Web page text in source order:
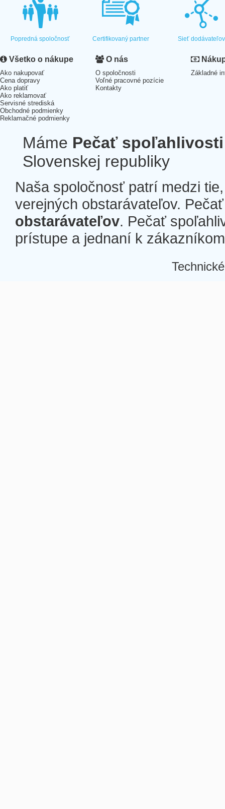
Popredná spoločnosť Certifikovaný partner Sieť dodávateľov
Všetko o nákupe
Ako nakupovať
Cena dopravy
Ako platiť
Ako reklamovať
Servisné strediská
Obchodné podmienky
Reklamačné podmienky
O nás
O spoločnosti
Voľné pracovné pozície
Kontakty
Základné
Máme Pečať spoľahlivosti
Slovenskej republiky
Naša spoločnosť patrí medzi
verejných obstarávateľov.
obstarávateľov. Pečať
prístupe a jednaní k